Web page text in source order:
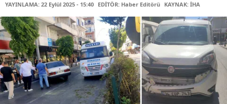
YAYINLAMA: 22 Eylül 2025 - 15:40 EDİTÖR: Haber Editörü KAYNAK: İHA